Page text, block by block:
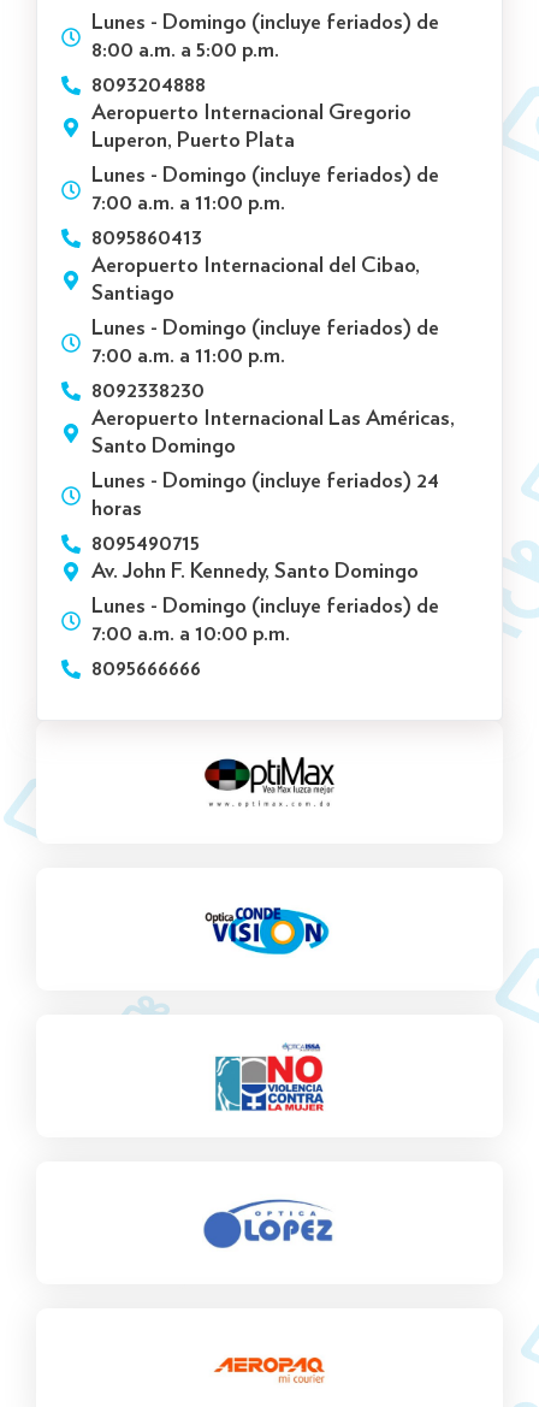
Lunes - Domingo (incluye feriados) de
8:00 a.m. a 5:00 p.m.
8093204888
Aeropuerto Internacional Gregorio
Luperon, Puerto Plata
Lunes - Domingo (incluye feriados) de
7:00 a.m. a 11:00 p.m.
8095860413
Aeropuerto Internacional del Cibao,
Santiago
Lunes - Domingo (incluye feriados) de
7:00 a.m. a 11:00 p.m.
8092338230
Aeropuerto Internacional Las Américas,
Santo Domingo
Lunes - Domingo (incluye feriados) 24
horas
8095490715
Av. John F. Kennedy, Santo Domingo
Lunes - Domingo (incluye feriados) de
7:00 a.m. a 10:00 p.m.
8095666666